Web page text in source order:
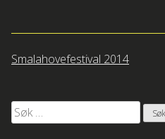
Innleggsnavigasjon
Smalahovefestival 2014
Søk
etter: